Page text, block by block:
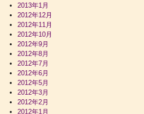
2013年1月
2012年12月
2012年11月
2012年10月
2012年9月
2012年8月
2012年7月
2012年6月
2012年5月
2012年3月
2012年2月
2012年1月